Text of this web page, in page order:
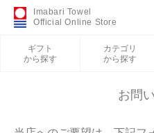
Imabari Towel
Official Online Store
ギフト
から探す
カテゴリ
から探す
お問